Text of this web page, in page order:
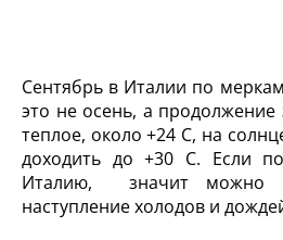
Сентябрь в Италии по
это не осень, а
теплое, около +24 С, на
доходить до +30 С. Если
Италию, значит можно
наступление холодов и